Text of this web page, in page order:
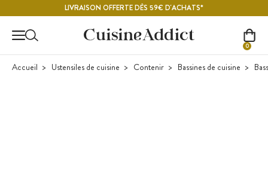
LIVRAISON OFFERTE DÈS 59€ D'ACHATS*
0
Accueil Ustensiles de cuisine Contenir Bassines de cuisine